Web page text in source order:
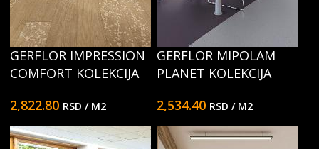
GERFLOR IMPRESSION
COMFORT KOLEKCIJA
2,822.80 RSD / M2
GERFLOR MIPOLAM
PLANET KOLEKCIJA
2,534.40 RSD / M2